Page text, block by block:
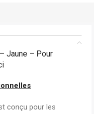
Jaune – Pour
conçu pour les